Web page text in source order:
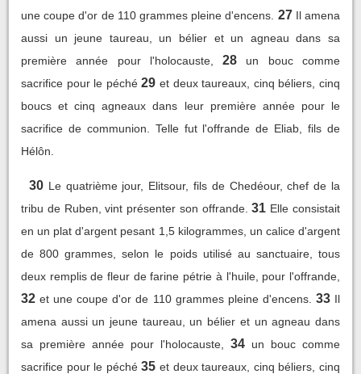
une coupe d'or de 110 grammes pleine d'encens. 27 Il amena
aussi un jeune taureau, un bélier et un agneau dans sa
première année pour l'holocauste,
28
un bouc comme
sacrifice pour le péché 29 et deux taureaux, cinq béliers, cinq
boucs et cinq agneaux dans leur première année pour le
sacrifice de communion. Telle fut l'offrande de Eliab, fils de
Hélôn.
30 Le quatrième jour, Elitsour, fils de Chedéour, chef de la
tribu de Ruben, vint présenter son offrande. 31 Elle consistait
en un plat d'argent pesant 1,5 kilogrammes, un calice d'argent
de 800 grammes, selon le poids utilisé au sanctuaire, tous
deux remplis de fleur de farine pétrie à l'huile, pour l'offrande,
32 et une coupe d'or de 110 grammes pleine d'encens. 33 Il
amena aussi un jeune taureau, un bélier et un agneau dans
sa première année pour l'holocauste,
34 un bouc comme
sacrifice pour le péché 35 et deux taureaux, cinq béliers, cinq